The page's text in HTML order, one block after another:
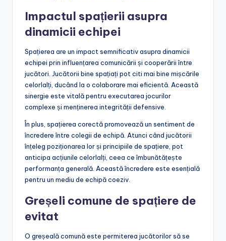
Impactul spațierii asupra
dinamicii echipei
Spațierea are un impact semnificativ asupra dinamicii
echipei prin influențarea comunicării și cooperării între
jucători. Jucătorii bine spațiați pot citi mai bine mișcările
celorlalți, ducând la o colaborare mai eficientă. Această
sinergie este vitală pentru executarea jocurilor
complexe și menținerea integrității defensive.
În plus, spațierea corectă promovează un sentiment de
încredere între colegii de echipă. Atunci când jucătorii
înțeleg poziționarea lor și principiile de spațiere, pot
anticipa acțiunile celorlalți, ceea ce îmbunătățește
performanța generală. Această încredere este esențială
pentru un mediu de echipă coeziv.
Greșeli comune de spațiere de
evitat
O greșeală comună este permiterea jucătorilor să se